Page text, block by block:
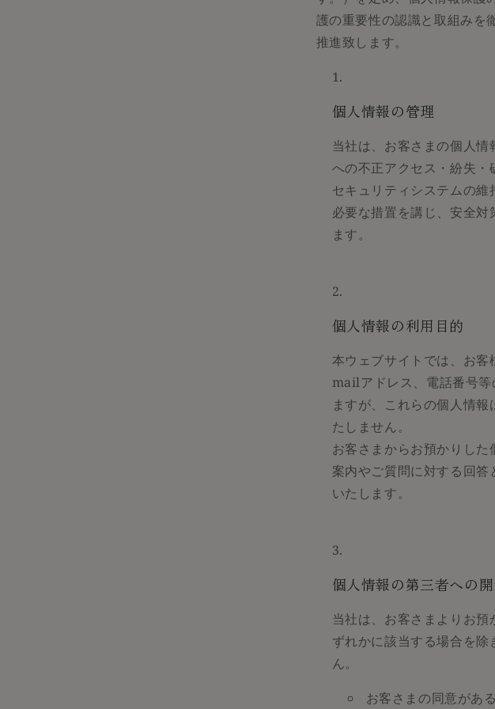
護の重要性の認識と取組みを
推進致します。
個人情報の管理
当社は、お客さまの個人
への不正アクセス・紛失・
セキュリティシステムの
必要な措置を講じ、安全
ます。
個人情報の利用目的
本ウェブサイトでは、お
mailアドレス、電話番号
ますが、これらの個人情
たしません。
お客さまからお預かりし
案内やご質問に対する回
いたします。
個人情報の第三者への
当社は、お客さまよりお
ずれかに該当する場合を
ん。
お客さまの同意があ